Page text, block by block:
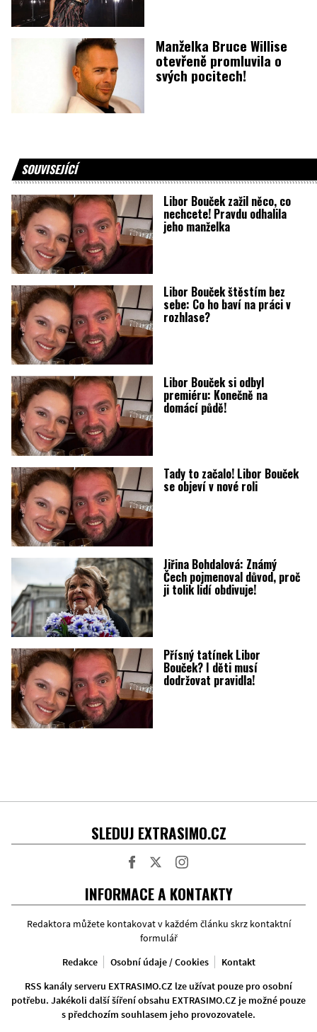
Manželka Bruce Willise
otevřeně promluvila o
svých pocitech!
SOUVISEJÍCÍ
Libor Bouček zažil něco, co
nechcete! Pravdu odhalila
jeho manželka
Libor Bouček štěstím bez
sebe: Co ho baví na práci v
rozhlase?
Libor Bouček si odbyl
premiéru: Konečně na
domácí půdě!
Tady to začalo! Libor Bouček
se objeví v nové roli
Jiřina Bohdalová: Známý
Čech pojmenoval důvod, proč
ji tolik lidí obdivuje!
Přísný tatínek Libor
Bouček? I děti musí
dodržovat pravidla!
SLEDUJ EXTRASIMO.CZ
INFORMACE A KONTAKTY
Redaktora můžete kontakovat v každém článku skrz kontaktní
formulář
Redakce
Osobní údaje / Cookies
Kontakt
RSS kanály serveru EXTRASIMO.CZ lze užívat pouze pro osobní
potřebu. Jakékoli další šíření obsahu EXTRASIMO.CZ je možné pouze
s předchozím souhlasem jeho provozovatele.